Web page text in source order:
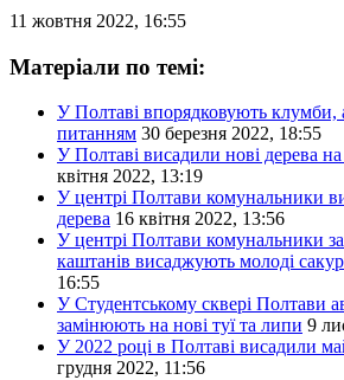
11 жовтня 2022, 16:55
Матеріали по темі:
У Полтаві впорядковують клумби,
питанням 30 березня 2022, 18:55
У Полтаві висадили нові дерева
квітня 2022, 13:19
У центрі Полтави комунальники
дерева 16 квітня 2022, 13:56
У центрі Полтави комунальники
каштанів висаджують молоді
16:55
У Студентському сквері Полтави
замінюють на нові туї та липи 9
У 2022 році в Полтаві висадили
грудня 2022, 11:56